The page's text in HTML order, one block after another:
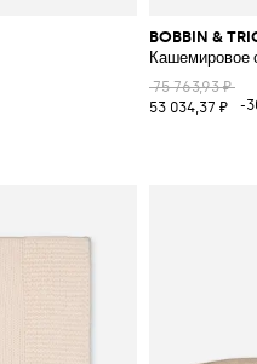
BOBBIN &
Кашемировое
75 763,93 ₽
53 034,37 ₽
-